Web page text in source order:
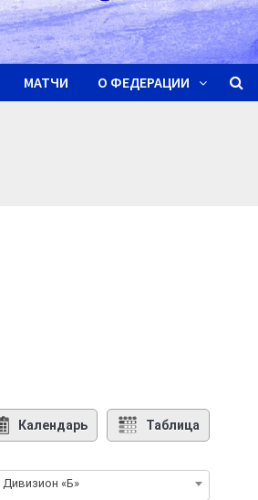
МАТЧИ О ФЕДЕРАЦИИ
Календарь Таблица
Дивизион «Б»